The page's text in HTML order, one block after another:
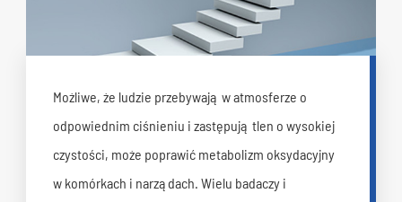
Możliwe, że ludzie przebywają w atmosferze o
odpowiednim ciśnieniu i zastępują tlen o wysokiej
czystości, może poprawić metabolizm oksydacyjny
w komórkach i narządach. Wielu badaczy i